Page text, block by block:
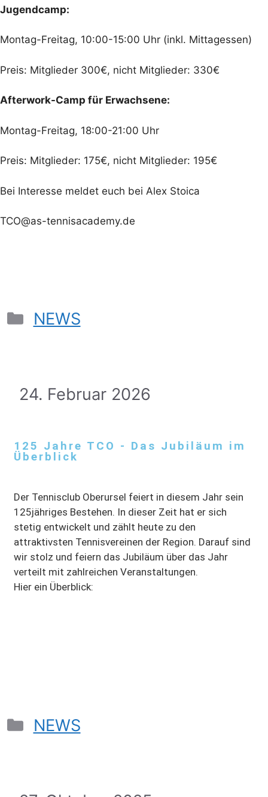
Jugendcamp:
Montag-Freitag, 10:00-15:00 Uhr (inkl. Mittagessen)
Preis: Mitglieder 300€, nicht Mitglieder: 330€
Afterwork-Camp für Erwachsene:
Montag-Freitag, 18:00-21:00 Uhr
Preis: Mitglieder: 175€, nicht Mitglieder: 195€
Bei Interesse meldet euch bei Alex Stoica
TCO@as-tennisacademy.de
NEWS
24. Februar 2026
125 Jahre TCO - Das Jubiläum im
Überblick
Der Tennisclub Oberursel feiert in diesem Jahr sein
125jähriges Bestehen. In dieser Zeit hat er sich
stetig entwickelt und zählt heute zu den
attraktivsten Tennisvereinen der Region. Darauf sind
wir stolz und feiern das Jubiläum über das Jahr
verteilt mit zahlreichen Veranstaltungen.
Hier ein Überblick:
NEWS